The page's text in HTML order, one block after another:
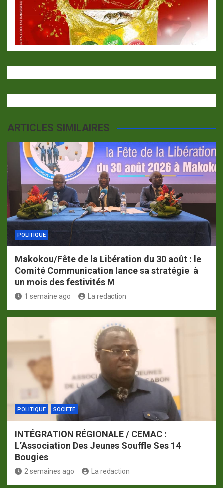
ARTICLES SIMILAIRES
POLITIQUE
Makokou/Fête de la Libération du 30 août : le
Comité Communication lance sa stratégie à
un mois des festivités M
1 semaine ago La redaction
POLITIQUE SOCIETE
INTÉGRATION RÉGIONALE / CEMAC :
L’Association Des Jeunes Souffle Ses 14
Bougies
2 semaines ago La redaction